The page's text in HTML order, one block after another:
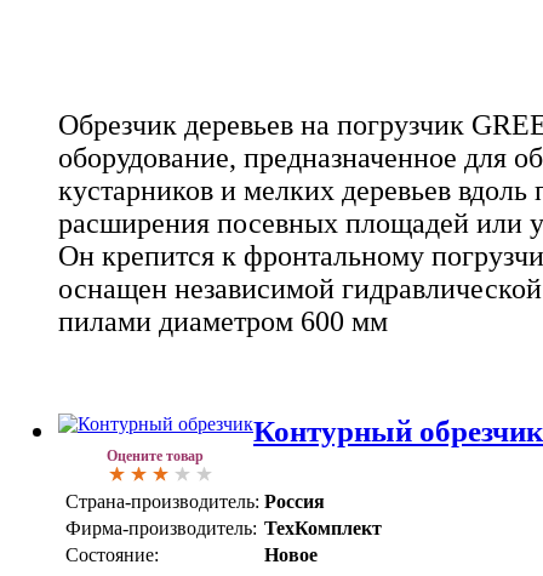
Обрезчик деревьев на погрузчик
оборудование, предназначенное для
кустарников и мелких деревьев
расширения посевных площадей или
Он крепится к фронтальному
оснащен независимой
пилами диаметром 600 мм
Оцените товар
Контурный
Страна-производитель: Россия
Фирма-производитель: ТехКомплект
Состояние:
Новое